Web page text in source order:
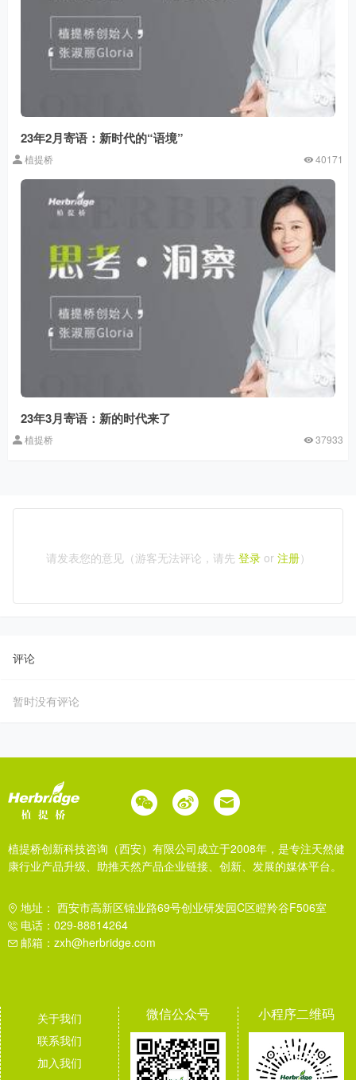
23年2月寄语：新时代的“语境”
植提桥 40171
23年3月寄语：新的时代来了
植提桥 37933
请发表您的意见（游客无法评论，请先 登录or 注册）
评论
暂时没有评论
植提桥创新科技咨询（西安）有限公司成立于2008年，是专注天然健
康行业产品升级、助推天然产品企业链接、创新、发展的媒体平台。
地址： 西安市高新区锦业路69号创业研发园C区瞪羚谷F506室
电话：029-88814264
邮箱：zxh@herbridge.com
关于我们
联系我们
加入我们
微信公众号 小程序二维码